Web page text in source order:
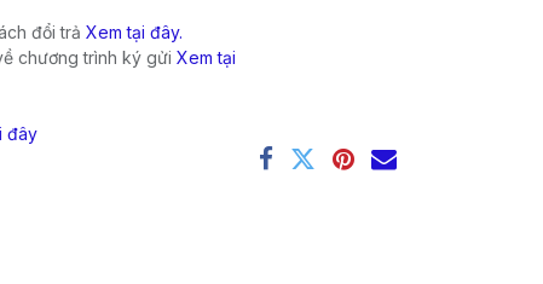
đổi trả Xem tại đây.
chương trình ký gửi Xem tại
đây